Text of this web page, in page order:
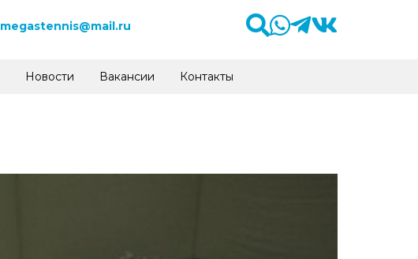
megastennis@mail.ru
Новости Вакансии Контакты